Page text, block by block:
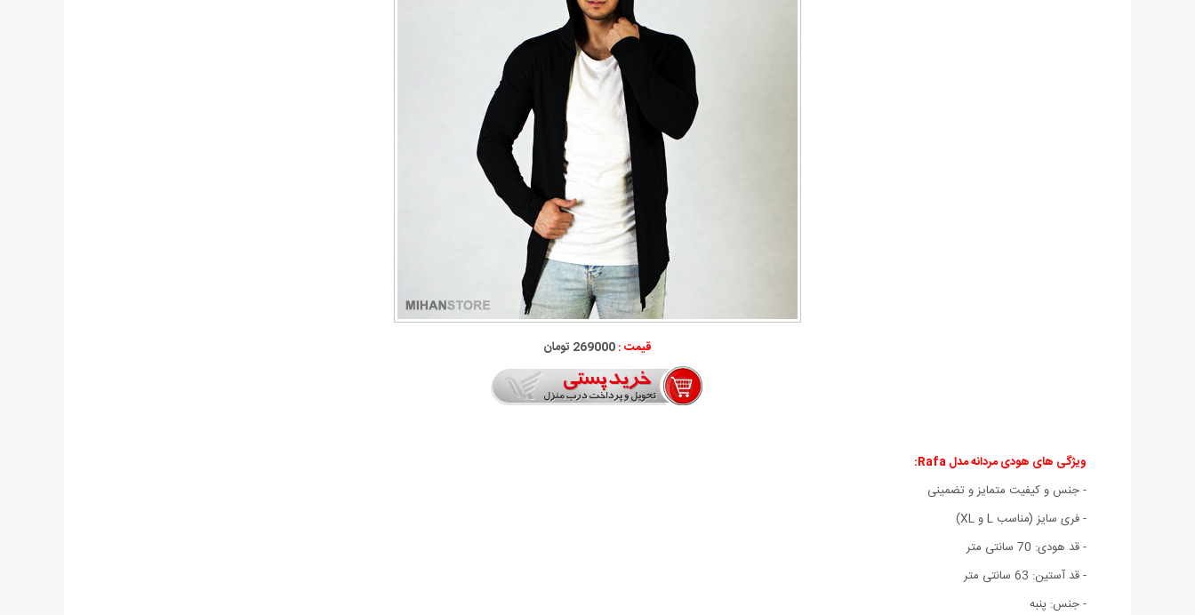
قیمت :269000 تومان
ویژگی های هودی مردانه مدل Rafa:
- جنس و کیفیت متمایز و تضمینی
- فری سایز (مناسب L و XL)
- قد هودی: 70 سانتی متر
- قد آستین: 63 سانتی متر
- جنس: پنبه